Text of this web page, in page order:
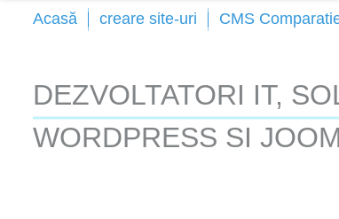
Acasă creare site-uri CMS
DEZVOLTATORI IT,
WORDPRESS SI